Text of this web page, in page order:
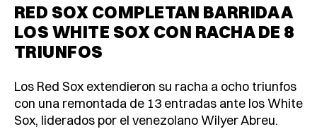
RED SOX COMPLETAN BARRIDA A
LOS WHITE SOX CON RACHA DE 8
TRIUNFOS
Los Red Sox extendieron su racha a ocho triunfos
con una remontada de 13 entradas ante los White
Sox, liderados por el venezolano Wilyer Abreu.